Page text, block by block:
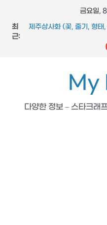
금요일,
최
근:
제주상사화 (꽃, 줄기, 형태
스타크래프트 메딕 마법
도마뱀 (특징, 생태, 생애,
My
다양한 정보 – 스타크래